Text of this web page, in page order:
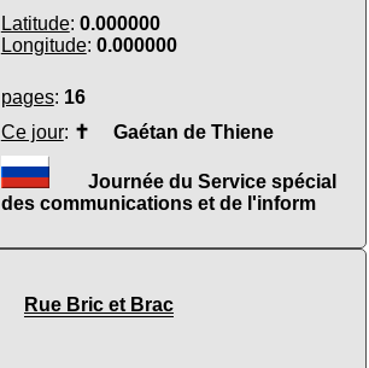
Latitude: 0.000000
Longitude: 0.000000
pages: 16
Ce jour: ✝ Gaétan de Thiene
Journée du Service spécial
des communications et de l'inform
Rue Bric et Brac